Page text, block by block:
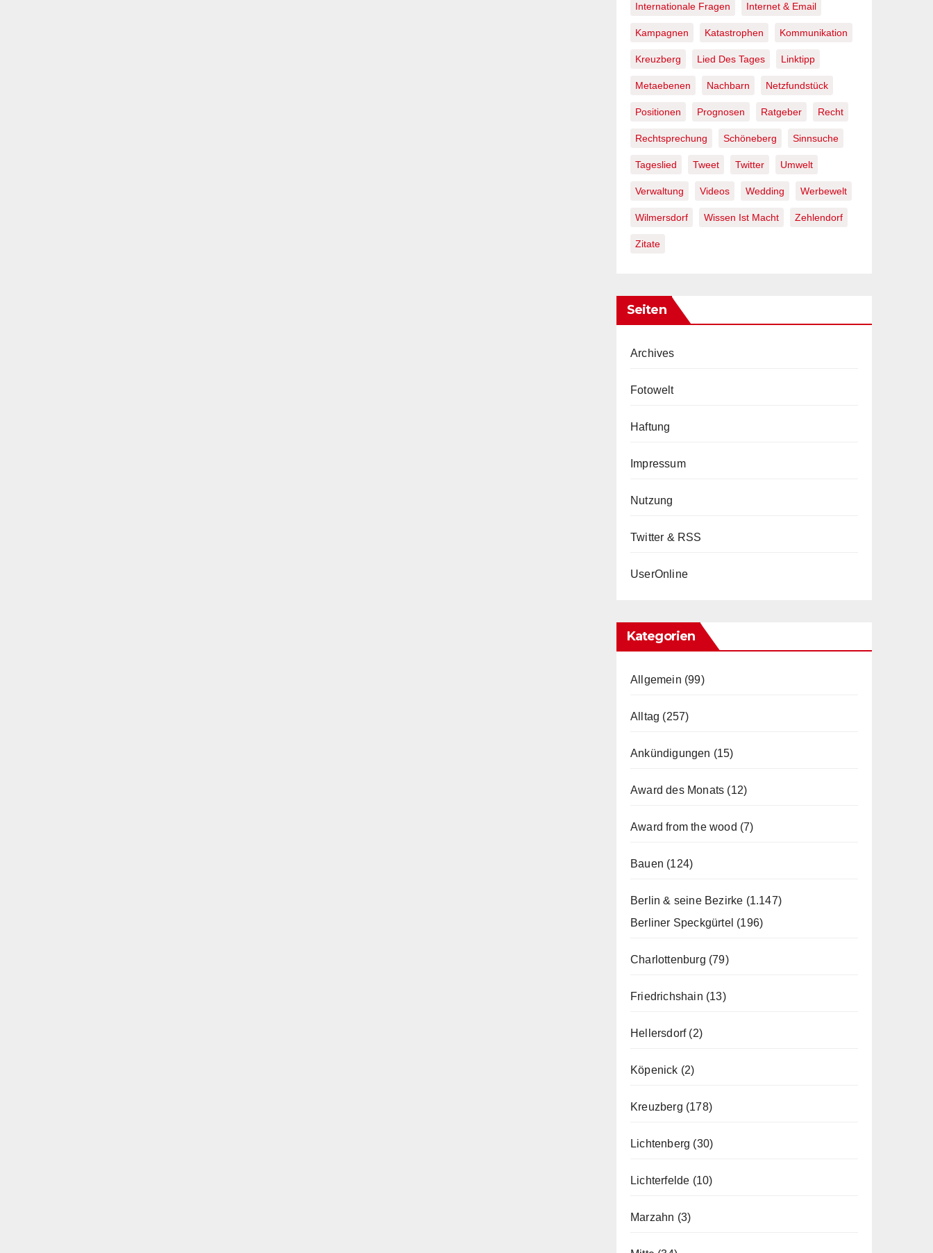
Internationale Fragen Internet & Email
Kampagnen Katastrophen Kommunikation
Kreuzberg Lied Des Tages Linktipp
Metaebenen Nachbarn Netzfundstück
Positionen Prognosen Ratgeber Recht
Rechtsprechung Schöneberg Sinnsuche
Tageslied Tweet Twitter Umwelt
Verwaltung Videos Wedding Werbewelt
Wilmersdorf Wissen Ist Macht Zehlendorf
Zitate
Seiten
Archives
Fotowelt
Haftung
Impressum
Nutzung
Twitter & RSS
UserOnline
Kategorien
Allgemein (99)
Alltag (257)
Ankündigungen (15)
Award des Monats (12)
Award from the wood (7)
Bauen (124)
Berlin & seine Bezirke (1.147)
Berliner Speckgürtel (196)
Charlottenburg (79)
Friedrichshain (13)
Hellersdorf(2)
Köpenick (2)
Kreuzberg (178)
Lichtenberg (30)
Lichterfelde (10)
Marzahn (3)